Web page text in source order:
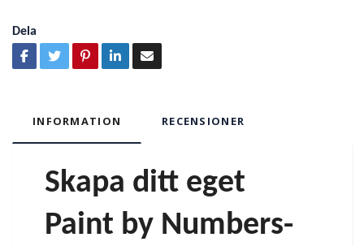
Dela
INFORMATION RECENSIONER
Skapa ditt eget
Paint by Numbers-